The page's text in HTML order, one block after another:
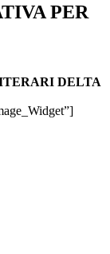
PER
DELTA